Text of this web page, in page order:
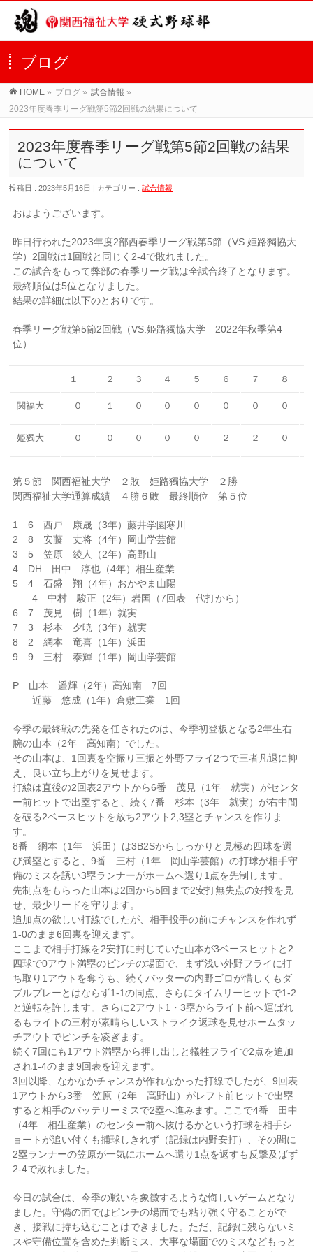
ブログ
HOME » ブログ » 試合情報 »
2023年度春季リーグ戦第5節2回戦の結果について
2023年度春季リーグ戦第5節2回戦の結果
について
投稿日 : 2023年5月16日 | カテゴリー :試合情報
おはようございます。
昨日行われた2023年度2部西春季リーグ戦第5節（VS.姫路獨協大
学）2回戦は1回戦と同じく2-4で敗れました。
この試合をもって弊部の春季リーグ戦は全試合終了となります。
最終順位は5位となりました。
結果の詳細は以下のとおりです。
春季リーグ戦第5節2回戦（VS.姫路獨協大学 2022年秋季第4
位）
１ ２ ３ ４ ５ ６ ７ ８
関福大 ０ １ ０ ０ ０ ０ ０ ０
姫獨大 ０ ０ ０ ０ ０ ２ ２ ０
第５節 関西福祉大学 ２敗 姫路獨協大学 ２勝
関西福祉大学通算成績 ４勝６敗 最終順位 第５位
1 6 西戸 康晟（3年）藤井学園寒川
2 8 安藤 丈将（4年）岡山学芸館
3 5 笠原 綾人（2年）高野山
4 DH 田中 淳也（4年）相生産業
5 4 石盛 翔（4年）おかやま山陽
4 中村 駿正（2年）岩国（7回表 代打から）
6 7 茂見 樹（1年）就実
7 3 杉本 夕暁（3年）就実
8 2 網本 竜喜（1年）浜田
9 9 三村 泰輝（1年）岡山学芸館
P 山本 遥輝（2年）高知南 7回
近藤 悠成（1年）倉敷工業 1回
今季の最終戦の先発を任されたのは、今季初登板となる2年生右
腕の山本（2年 高知南）でした。
その山本は、1回裏を空振り三振と外野フライ2つで三者凡退に抑
え、良い立ち上がりを見せます。
打線は直後の2回表2アウトから6番 茂見（1年 就実）がセンタ
ー前ヒットで出塁すると、続く7番 杉本（3年 就実）が右中間
を破る2ベースヒットを放ち2アウト2,3塁とチャンスを作りま
す。
8番 網本（1年 浜田）は3B2Sからしっかりと見極め四球を選
び満塁とすると、9番 三村（1年 岡山学芸館）の打球が相手守
備のミスを誘い3塁ランナーがホームへ還り1点を先制します。
先制点をもらった山本は2回から5回まで2安打無失点の好投を見
せ、最少リードを守ります。
追加点の欲しい打線でしたが、相手投手の前にチャンスを作れず
1-0のまま6回裏を迎えます。
ここまで相手打線を2安打に封じていた山本が3ベースヒットと2
四球で0アウト満塁のピンチの場面で、まず浅い外野フライに打
ち取り1アウトを奪うも、続くバッターの内野ゴロが惜しくもダ
ブルプレーとはならず1-1の同点、さらにタイムリーヒットで1-2
と逆転を許します。さらに2アウト1・3塁からライト前へ運ばれ
るもライトの三村が素晴らしいストライク返球を見せホームタッ
チアウトでピンチを凌ぎます。
続く7回にも1アウト満塁から押し出しと犠牲フライで2点を追加
され1-4のまま9回表を迎えます。
3回以降、なかなかチャンスが作れなかった打線でしたが、9回表
1アウトから3番 笠原（2年 高野山）がレフト前ヒットで出塁
すると相手のバッテリーミスで2塁へ進みます。ここで4番 田中
（4年 相生産業）のセンター前へ抜けるかという打球を相手シ
ョートが追い付くも捕球しきれず（記録は内野安打）、その間に
2塁ランナーの笠原が一気にホームへ還り1点を返すも反撃及ばず
2-4で敗れました。
今日の試合は、今季の戦いを象徴するような悔しいゲームとなり
ました。守備の面ではピンチの場面でも粘り強く守ることがで
き、接戦に持ち込むことはできました。ただ、記録に残らないミ
スや守備位置を含めた判断ミス、大事な場面でのミスなどもっと